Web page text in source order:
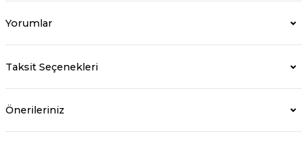
Yorumlar
Taksit Seçenekleri
Önerileriniz